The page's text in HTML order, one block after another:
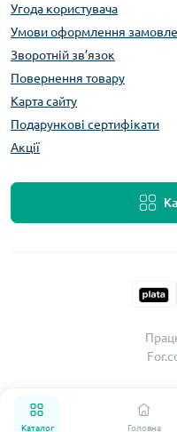
Каталог Головна
Угода користувача
Умови оформлення
Зворотній зв’язок
Повернення товару
Карта сайту
Подарункові сертифікати
Акції